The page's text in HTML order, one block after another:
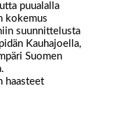
puualalla
kokemus
suunnittelusta
Kauhajoella,
Suomen
haasteet